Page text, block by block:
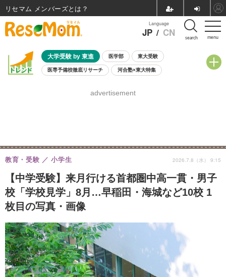
menu
Language
JP / CN search
大学受験 by 東進 医学部 東大受験
医専予備校徹底リサーチ 河合塾×東大特集
8月開催学校説明会・相談会
advertisement
【中学受験】来月行ける首都圏中高一貫・男子
校「学校見学」8月…早稲田・海城など10校 1
枚目の写真・画像
教育・受験 小学生 2026.7.8（水） 9:15
リセマム メンバーズ